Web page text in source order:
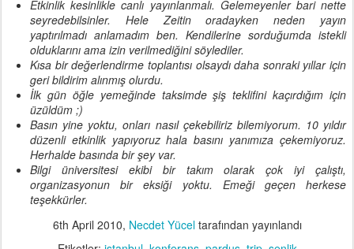
Etkinlik kesinlikle canlı yayınlanmalı. Gelemeyenler bari nette
seyredebilsinler. Hele Zeitin oradayken neden yayın
yaptırılmadı anlamadım ben. Kendilerine sorduğumda istekli
olduklarını ama izin verilmediğini söylediler.
Kısa bir değerlendirme toplantısı olsaydı daha sonraki yıllar için
geri bildirim alınmış olurdu.
İlk gün öğle yemeğinde taksimde şiş teklifini kaçırdığım için
üzüldüm ;)
Basın yine yoktu, onları nasıl çekebiliriz bilemiyorum. 10 yıldır
düzenli etkinlik yapıyoruz hala basını yanımıza çekemiyoruz.
Herhalde basında bir şey var.
Bilgi üniversitesi ekibi bir takım olarak çok iyi çalıştı,
organizasyonun bir eksiği yoktu. Emeği geçen herkese
teşekkürler.
6th April 2010, Necdet Yüceltarafından yayınlandı